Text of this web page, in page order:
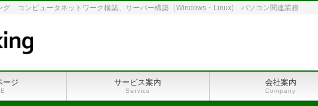
グ コンピュータネットワーク構築、サーバー構築（Windows・Linux) パソコン関連業務
ージ サービス案内
Service
会社案内
Company